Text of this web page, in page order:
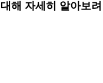
해 자세히 알아보려